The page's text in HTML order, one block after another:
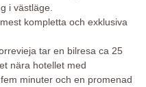
i västläge.
kompletta och exklusiva
tar en bilresa ca 25
nära hotellet med
minuter och en promenad